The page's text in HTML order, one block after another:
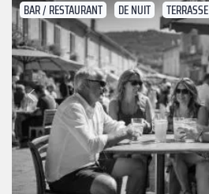
BAR / RESTAURANT DE NUIT TERRASSE
Précédent